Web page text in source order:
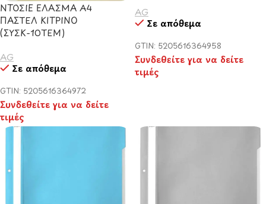
ΝΤΟΣΙΕ ΕΛΑΣΜΑ Α4
ΠΑΣΤΕΛ ΚΙΤΡΙΝΟ
(ΣΥΣΚ-10ΤΕΜ)
AG
Σε απόθεμα
GTIN: 5205616364972
Συνδεθείτε για να δείτε
τιμές
AG
Σε απόθεμα
GTIN: 5205616364958
Συνδεθείτε για να δείτε
τιμές